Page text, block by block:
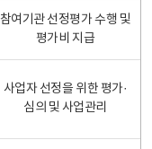
참여기관 선정평가 수행 및
평가비 지급
사업자 선정을 위한 평가·
심의 및 사업관리